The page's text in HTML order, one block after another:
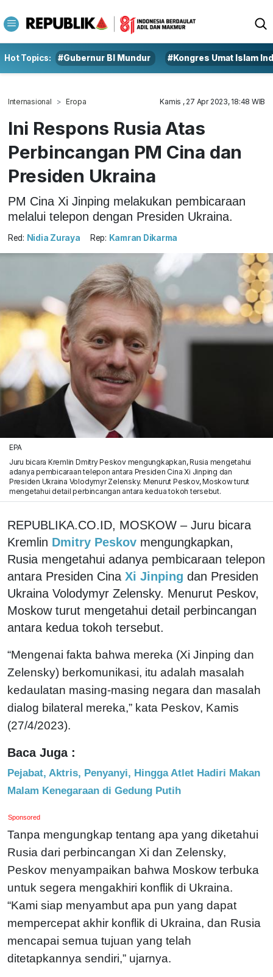
Hot Topics: #Gubernur BI Mundur #Kongres Umat Islam
Internasional Eropa Kamis , 27 Apr 2023, 18:48 WIB
Ini Respons Rusia Atas
Perbincangan PM Cina dan
Presiden Ukraina
PM Cina Xi Jinping melakukan pembicaraan
melalui telepon dengan Presiden Ukraina.
Red: Nidia Zuraya Rep: Kamran Dikarma
EPA
Juru bicara Kremlin Dmitry Peskov mengungkapkan, Rusia mengetahui
adanya pembicaraan telepon antara Presiden Cina Xi Jinping dan
Presiden Ukraina Volodymyr Zelensky. Menurut Peskov, Moskow turut
mengetahui detail perbincangan antara kedua tokoh tersebut.
REPUBLIKA.CO.ID, MOSKOW – Juru bicara
Kremlin Dmitry Peskov mengungkapkan,
Rusia mengetahui adanya pembicaraan telepon
antara Presiden Cina Xi Jinping dan Presiden
Ukraina Volodymyr Zelensky. Menurut Peskov,
Moskow turut mengetahui detail perbincangan
antara kedua tokoh tersebut.
“Mengenai fakta bahwa mereka (Xi Jinping dan
Zelensky) berkomunikasi, itu adalah masalah
kedaulatan masing-masing negara dan masalah
dialog bilateral mereka,” kata Peskov, Kamis
(27/4/2023).
Baca Juga :
Pejabat, Aktris, Penyanyi, Hingga Atlet Hadiri Makan
Malam Kenegaraan di Gedung Putih
Sponsored
Tanpa mengungkap tentang apa yang diketahui
Rusia dari perbincangan Xi dan Zelensky,
Peskov menyampaikan bahwa Moskow terbuka
untuk segera mengakhiri konflik di Ukraina.
“Kami siap menyambut apa pun yang dapat
mempercepat akhir konflik di Ukraina, dan Rusia
mencapai semua tujuan yang telah
ditetapkannya sendiri,” ujarnya.